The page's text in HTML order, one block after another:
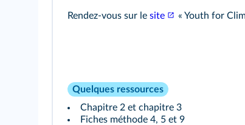
Rendez-vous sur le site « Youth for
Quelques ressources
Chapitre 2 et chapitre 3
Fiches méthode 4, 5 et 9